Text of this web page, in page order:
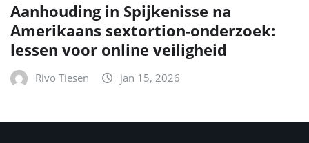
Aanhouding in Spijkenisse na
Amerikaans sextortion-onderzoek:
lessen voor online veiligheid
Rivo Tiesen jan 15, 2026